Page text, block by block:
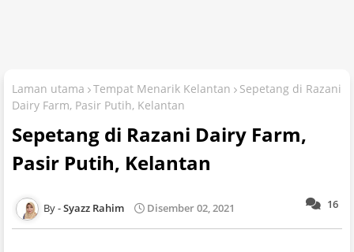
Laman utama Tempat Menarik Kelantan
Sepetang di Razani
Dairy Farm, Pasir Putih, Kelantan
Sepetang di Razani Dairy Farm,
Pasir Putih, Kelantan
16
Syazz Rahim Disember 02, 2021